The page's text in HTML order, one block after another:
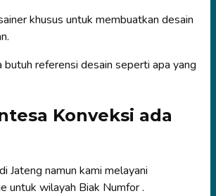
khusus untuk membuatkan desain
butuh referensi desain seperti apa yang
Konveksi ada
Jateng namun kami melayani
untuk wilayah Biak Numfor .